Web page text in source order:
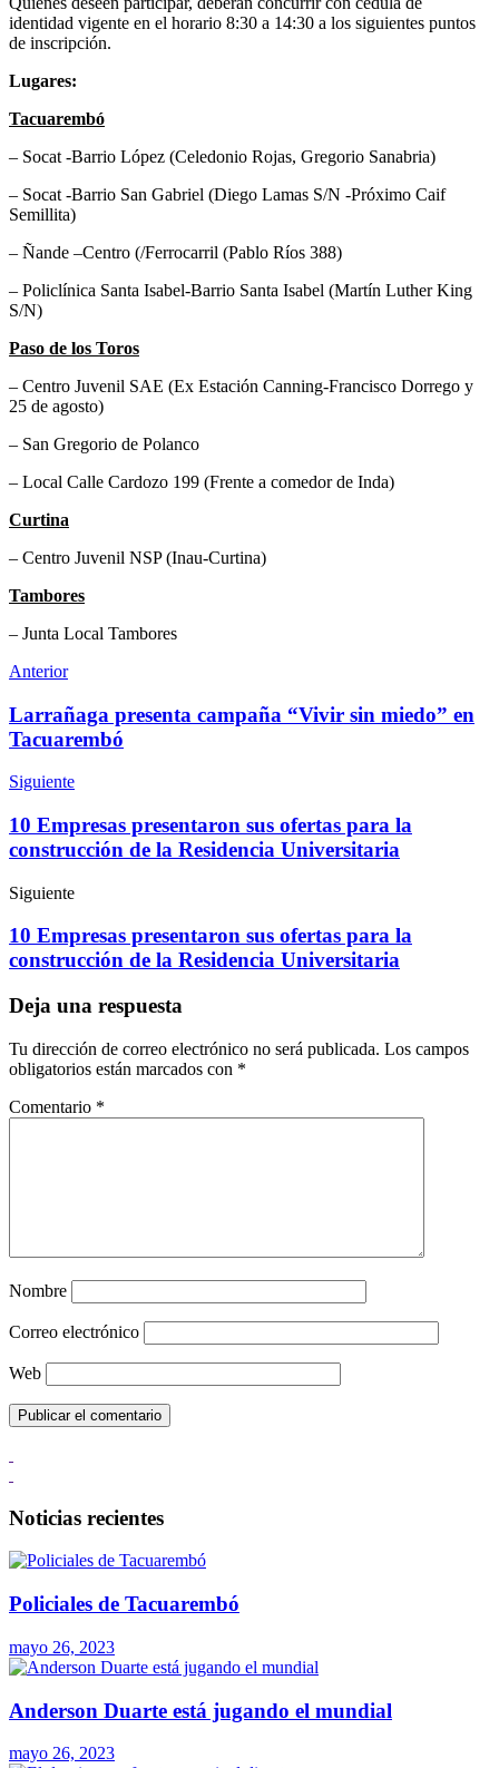
identidad vigente en el horario 8:30 a 14:30 a los siguientes puntos
de inscripción.
Lugares:
Tacuarembó
– Socat -Barrio López (Celedonio Rojas, Gregorio Sanabria)
– Socat -Barrio San Gabriel (Diego Lamas S/N -Próximo Caif
Semillita)
– Ñande –Centro (/Ferrocarril (Pablo Ríos 388)
– Policlínica Santa Isabel-Barrio Santa Isabel (Martín Luther King
S/N)
Paso de los Toros
– Centro Juvenil SAE (Ex Estación Canning-Francisco Dorrego y
25 de agosto)
– San Gregorio de Polanco
– Local Calle Cardozo 199 (Frente a comedor de Inda)
Curtina
– Centro Juvenil NSP (Inau-Curtina)
Tambores
– Junta Local Tambores
Anterior
Larrañaga presenta campaña “Vivir sin miedo” en
Tacuarembó
Siguiente
10 Empresas presentaron sus ofertas para la
construcción de la Residencia Universitaria
Siguiente
10 Empresas presentaron sus ofertas para la
construcción de la Residencia Universitaria
Deja una respuesta
Tu dirección de correo electrónico no será publicada. Los campos
obligatorios están marcados con *
Comentario *
Nombre
Correo electrónico
Web
Noticias recientes
Policiales de Tacuarembó
mayo 26, 2023
Anderson Duarte está jugando el mundial
mayo 26, 2023